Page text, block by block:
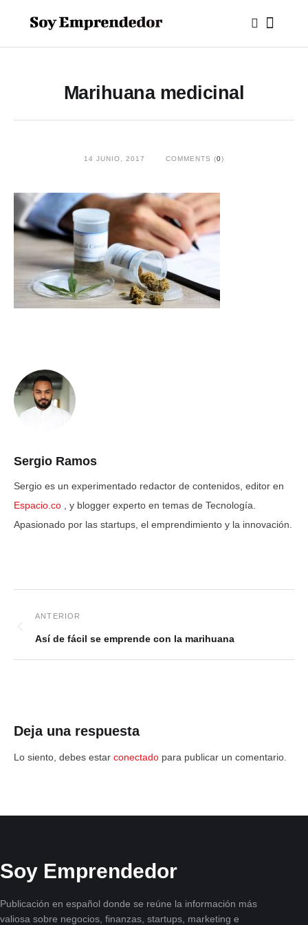
Marihuana medicinal
14 JUNIO, 2017 COMMENTS (0)
Sergio Ramos
Sergio es un experimentado redactor de contenidos, editor en
Espacio.co
, y blogger experto en temas de Tecnología.
Apasionado por las startups, el emprendimiento y la innovación.
Así de fácil se emprende con la marihuana
Deja una respuesta
Lo siento, debes estar conectado para publicar un comentario.
Soy Emprendedor
Publicación en español donde se reúne la información más
valiosa sobre negocios, finanzas, startups, marketing e